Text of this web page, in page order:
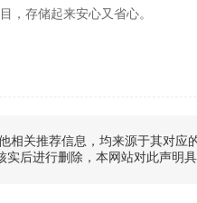
，存储起来安心又省心。
相关推荐信息，均来源于其对
后进行删除，本网站对此声明